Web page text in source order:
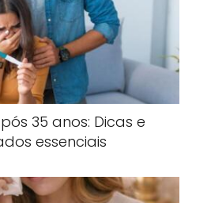
35 anos: Dicas e
essenciais